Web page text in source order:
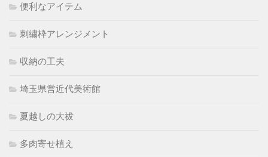
便利なアイテム
刺繍枠アレンジメント
収納の工夫
埼玉県営近代美術館
夏越しの大祓
多肉寄せ植え